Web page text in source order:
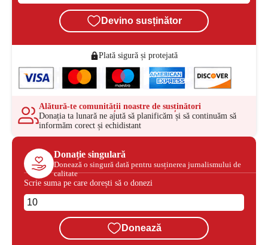
Devino susținător
Plată sigură și protejată
Alătură-te comunității noastre de susținători
Donația ta lunară ne ajută să planificăm și să continuăm să
informăm corect și echidistant
Donație singulară
Donează o singură dată pentru susținerea jurnalismului de
calitate
Scrie suma pe care dorești să o donezi
Donează